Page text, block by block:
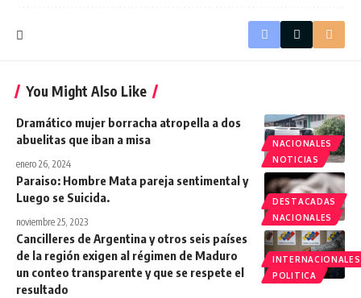
You Might Also Like
NACIONALES
NOTICIAS
Dramático mujer borracha atropella a dos
abuelitas que iban a misa
enero 26, 2024
DESTACADAS
NACIONALES
Paraiso: Hombre Mata pareja sentimental y
Luego se Suicida.
noviembre 25, 2023
INTERNACIONALES
POLITICA
Cancilleres de Argentina y otros seis países
de la región exigen al régimen de Maduro
un conteo transparente y que se respete el
resultado